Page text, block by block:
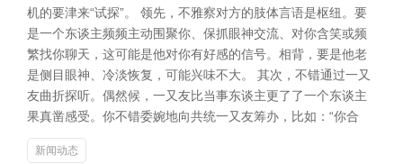
机的要津来“试探”。 领先，不雅察对方的肢体言语是枢纽。要
是一个东谈主频频主动围聚你、保抓眼神交流、对你含笑或频
繁找你聊天，这可能是他对你有好感的信号。相背，要是他老
是侧目眼神、冷淡恢复，可能兴味不大。 其次，不错通过一又
友曲折探听。偶然候，一又友比当事东谈主更了了一个东谈主
果真凿感受。你不错委婉地向共统一又友筹办，比如：“你合
新闻动态